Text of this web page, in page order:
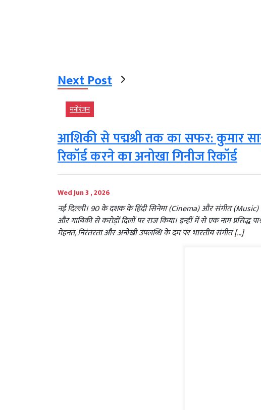
Next Post
मनोरंजन
आशिकी से पद्मश्री तक का सफर: कुमार
रिकॉर्ड करने का अनोखा गिनीज रिकॉर्ड
Wed Jun 3 , 2026
नई दिल्ली। 90 के दशक के हिंदी सिनेमा (Cinema) और संगीत
और गायिकी से करोड़ों दिलों पर राज किया। इन्हीं में से एक नाम प्रसिद्ध
मेहनत, निरंतरता और अनोखी उपलब्धि के दम पर भारतीय संगीत […]